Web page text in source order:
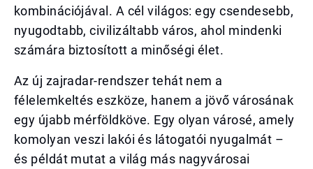
kombinációjával. A cél világos: egy csendesebb,
nyugodtabb, civilizáltabb város, ahol mindenki
számára biztosított a minőségi élet.
Az új zajradar-rendszer tehát nem a
félelemkeltés eszköze, hanem a jövő városának
egy újabb mérföldköve. Egy olyan városé, amely
komolyan veszi lakói és látogatói nyugalmát –
és példát mutat a világ más nagyvárosai